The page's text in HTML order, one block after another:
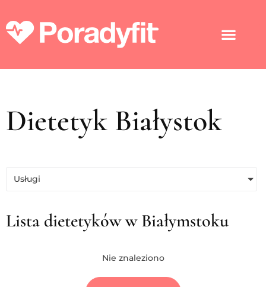
Dietetyk Białystok
Usługi
Lista dietetyków w Białymstoku
Nie znaleziono